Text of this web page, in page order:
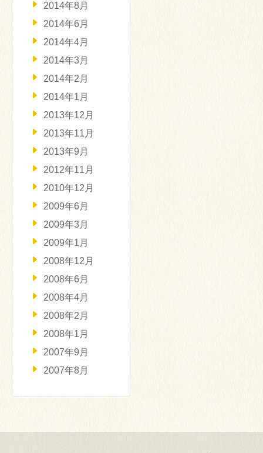
2014年8月
2014年6月
2014年4月
2014年3月
2014年2月
2014年1月
2013年12月
2013年11月
2013年9月
2012年11月
2010年12月
2009年6月
2009年3月
2009年1月
2008年12月
2008年6月
2008年4月
2008年2月
2008年1月
2007年9月
2007年8月